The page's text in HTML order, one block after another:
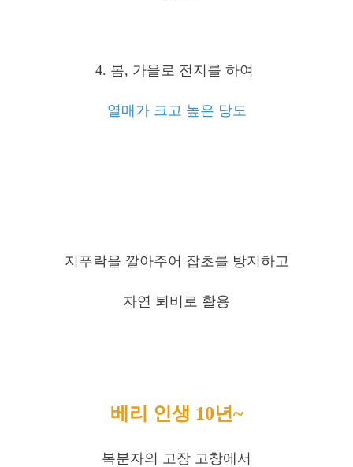
4. 봄, 가을로 전지를 하여
열매가 크고 높은 당도
지푸락을 깔아주어 잡초를 방지하고
자연 퇴비로 활용
베리 인생 10년~
복분자의 고장 고창에서